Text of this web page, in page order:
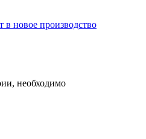
в новое производство
необходимо